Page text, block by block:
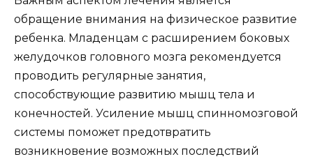
обращение внимания на физическое развитие
ребенка. Младенцам с расширением боковых
желудочков головного мозга рекомендуется
проводить регулярные занятия,
способствующие развитию мышц тела и
конечностей. Усиление мышц спинномозговой
системы поможет предотвратить
возникновение возможных последствий